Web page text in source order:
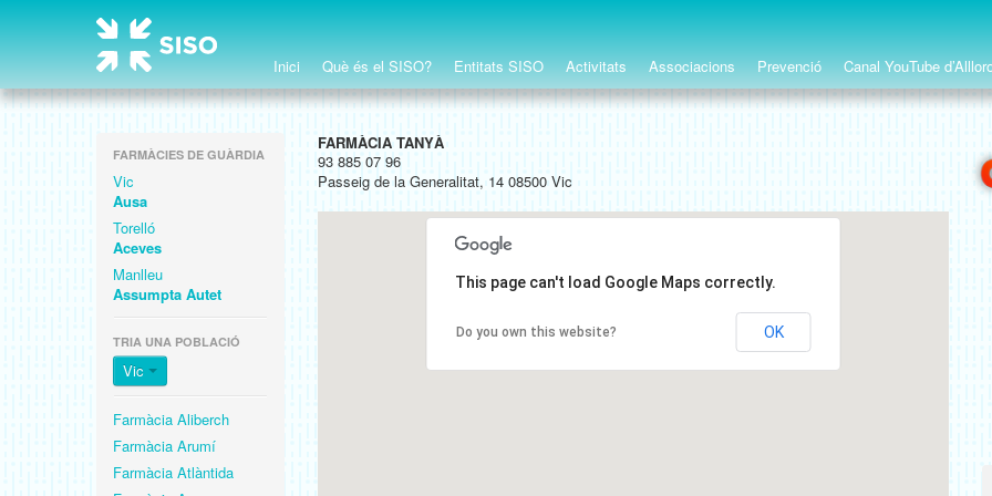
Inici Què és el SISO? Entitats SISO Activitats Associacions Prevenció Canal YouTube
FARMÀCIES DE GUÀRDIA
Vic
Ausa
Torelló
Aceves
Manlleu
Assumpta Autet
TRIA UNA POBLACIÓ
Vic
Farmàcia Aliberch
Farmàcia Arumí
Farmàcia Atlàntida
FARMÀCIA TANYÀ
93 885 07 96
Passeig de la Generalitat, 14 08500 Vic
This page can't load Google Maps correctly.
Do you own this website? OK